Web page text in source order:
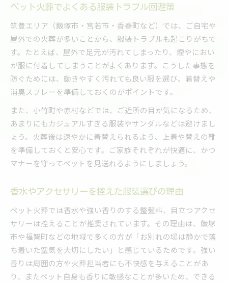
ペット火葬でよくある服装トラブル回避策
筑豊エリア（飯塚市・宮若市・香春町など）では、ご自宅や
屋外での火葬が多いことから、服装トラブルも起こりがちで
す。たとえば、屋外で足元が汚れてしまったり、煙やにおい
が服に付着してしまうことがよくあります。こうした事態を
防ぐためには、動きやすく汚れても良い服を選び、着替えや
消臭スプレーを準備しておくのがポイントです。
また、小竹町や赤村などでは、ご近所の目が気になるため、
あまりにもカジュアルすぎる服装やサンダルなどは避けまし
ょう。火葬後は速やかに着替えられるよう、上着や替えの靴
を準備しておくと安心です。ご家族それぞれが快適に、かつ
マナーを守ってペットを見送れるようにしましょう。
香水やアクセサリーを控えた服装選びの理由
ペット火葬では香水や強い香りのする整髪料、目立つアクセ
サリーは控えることが推奨されています。その理由は、飯塚
市や福智町などの地域で多くの方が「お別れの場は静かで落
ち着いた空気を大切にしたい」と感じているためです。強い
香りは周囲の方や火葬担当者にも不快感を与えることがあ
り、またペット自身も香りに敏感なことが多いため、できる